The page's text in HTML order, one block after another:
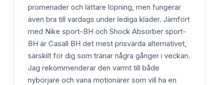
promenader och lättare löpning, men fungerar
även bra till vardags under lediga kläder. Jämfört
med Nike sport-BH och Shock Absorber sport-
BH är Casall BH det mest prisvärda alternativet,
särskilt för dig som tränar några gånger i veckan.
Jag rekommenderar den varmt till både
nybörjare och vana motionärer som vill ha en